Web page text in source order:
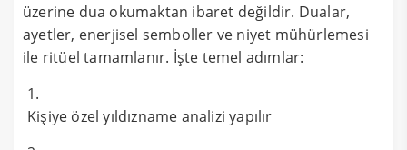
üzerine dua okumaktan ibaret değildir. Dualar,
ayetler, enerjisel semboller ve niyet mühürlemesi
ile ritüel tamamlanır. İşte temel adımlar:
Kişiye özel yıldızname analizi yapılır